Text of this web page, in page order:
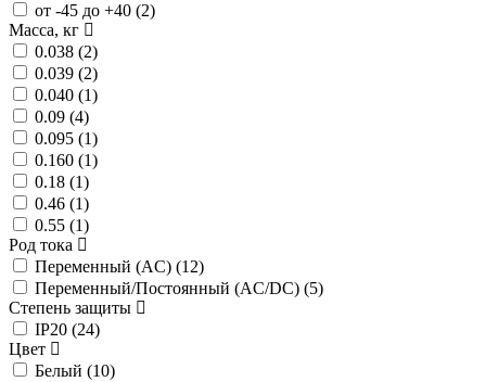
от -45 до +40 (2)
Масса, кг
0.038 (2)
0.039 (2)
0.040 (1)
0.09 (4)
0.095 (1)
0.160 (1)
0.18 (1)
0.46 (1)
0.55 (1)
Род тока
Переменный (AC) (12)
Переменный/Постоянный (AC/DC) (5)
Степень защиты
IP20 (24)
Цвет
Белый (10)